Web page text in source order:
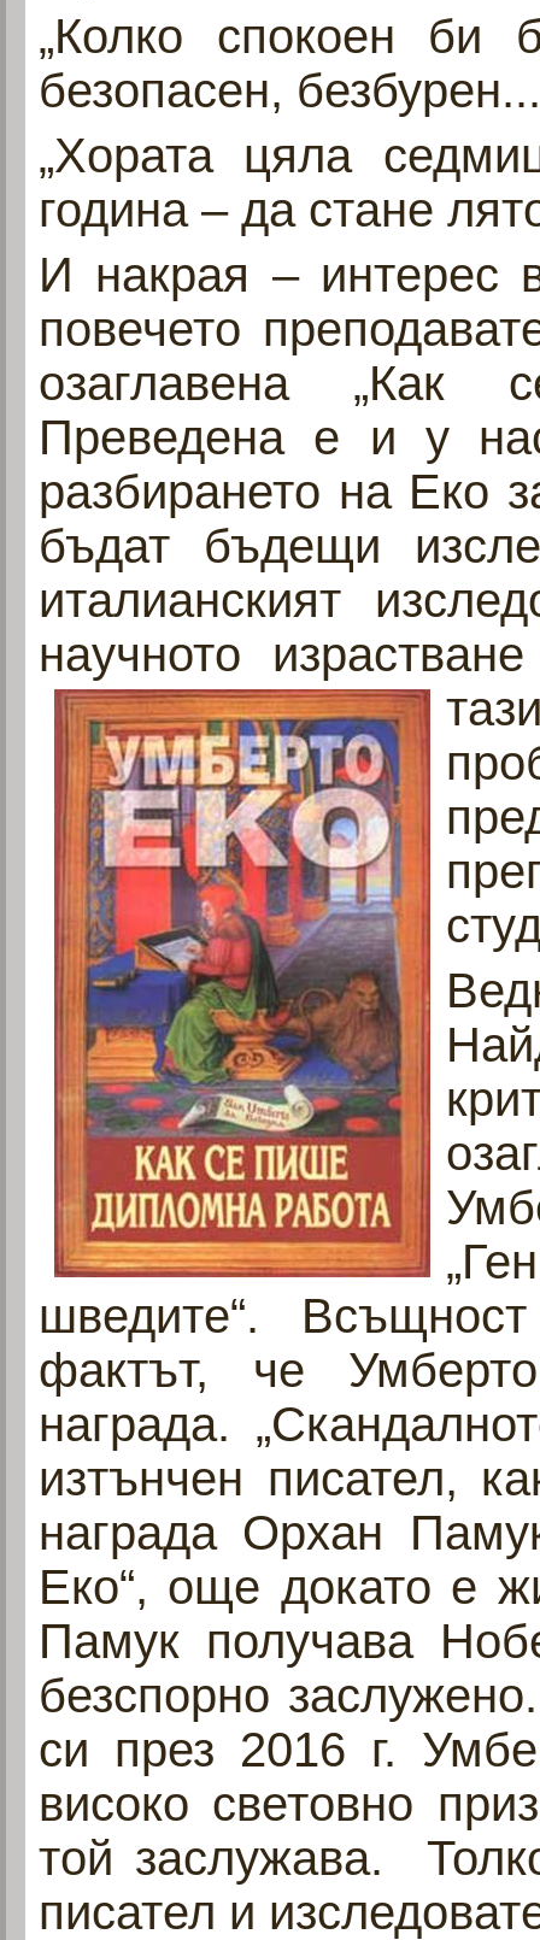
„Колко спокоен би
безопасен,
„Хората цяла
година – да стане
И накрая – интерес
повечето
озаглавена „Как
Преведена е и у
разбирането на Еко
бъдат бъдещи
италианският
научното
шведите“.
фактът, че
награда.
изтънчен писател,
награда Орхан
Еко“, още докато е
Памук получава
безспорно
си през 2016 г.
високо световно
той заслужава.
писател и